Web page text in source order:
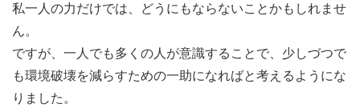
私一人の力だけでは、どうにもならないことかもしれませ
ん。
ですが、一人でも多くの人が意識することで、少しづつで
も環境破壊を減らすための一助になればと考えるようにな
りました。